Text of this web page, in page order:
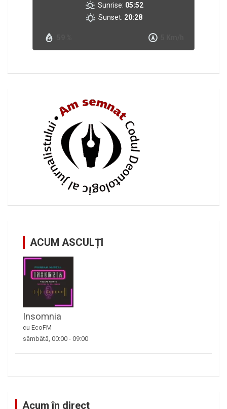
Sunrise: 05:52
Sunset: 20:28
ACUM ASCULȚI
Insomnia
cu EcoFM
sâmbătă, 00:00 - 09:00
Acum în direct